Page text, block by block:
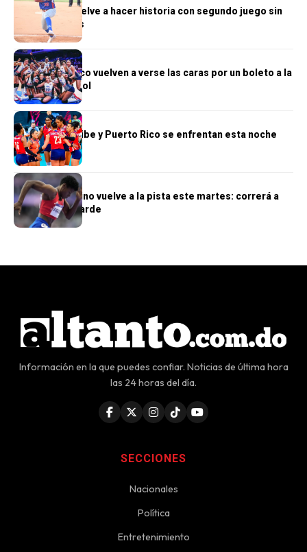
Jonni Suriel vuelve a hacer historia con segundo juego sin
hits ni carreras
DEPORTES
RD y Puerto Rico vuelven a verse las caras por un boleto a la
final del voleibol
DEPORTES
Reinas del Caribe y Puerto Rico se enfrentan esta noche
DEPORTES
Marileidy Paulino vuelve a la pista este martes: correrá a
las 6:30 de la tarde
Información en la que puedes confiar. Noticias de última hora
las 24 horas del día.
SECCIONES
Nacionales
Política
Entretenimiento